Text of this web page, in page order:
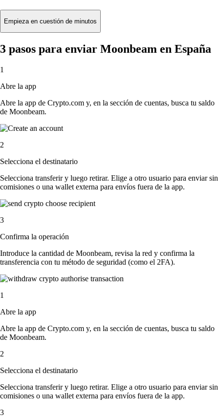
Empieza en cuestión de minutos
3 pasos para enviar Moonbeam en España
1
Abre la app
Abre la app de Crypto.com y, en la sección de cuentas, busca tu saldo
de Moonbeam.
2
Selecciona el destinatario
Selecciona transferir y luego retirar. Elige a otro usuario para enviar sin
comisiones o una wallet externa para envíos fuera de la app.
3
Confirma la operación
Introduce la cantidad de Moonbeam, revisa la red y confirma la
transferencia con tu método de seguridad (como el 2FA).
1
Abre la app
Abre la app de Crypto.com y, en la sección de cuentas, busca tu saldo
de Moonbeam.
2
Selecciona el destinatario
Selecciona transferir y luego retirar. Elige a otro usuario para enviar sin
comisiones o una wallet externa para envíos fuera de la app.
3